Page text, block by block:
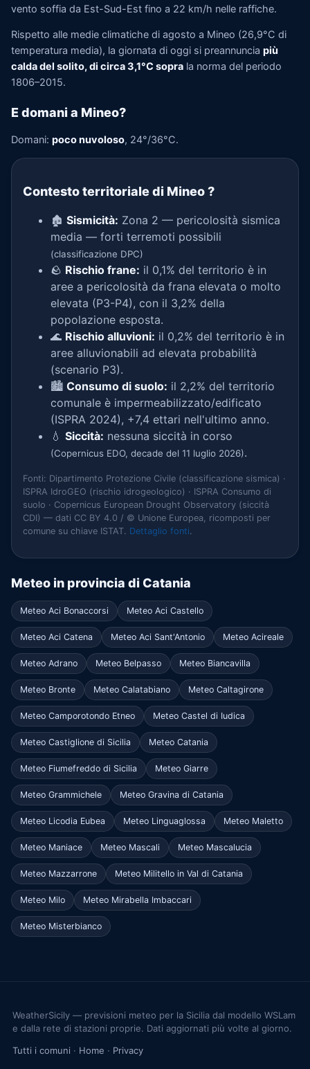
vento soffia da Est-Sud-Est fino a 22 km/h nelle raffiche.
Rispetto alle medie climatiche di agosto a Mineo (26,9°C di
temperatura media), la giornata di oggi si preannuncia più
calda del solito, di circa 3,1°C sopra la norma del periodo
1806–2015.
E domani a Mineo?
Domani: poco nuvoloso, 24°/36°C.
Contesto territoriale di Mineo?
🏚️ Sismicità: Zona 2 — pericolosità sismica
media — forti terremoti possibili
(classificazione DPC)
🪨 Rischio frane: il 0,1% del territorio è in
aree a pericolosità da frana elevata o molto
elevata (P3-P4), con il 3,2% della
popolazione esposta.
🌊 Rischio alluvioni: il 0,2% del territorio è in
aree alluvionabili ad elevata probabilità
(scenario P3).
🏙️ Consumo di suolo: il 2,2% del territorio
comunale è impermeabilizzato/edificato
(ISPRA 2024), +7,4 ettari nell'ultimo anno.
💧 Siccità: nessuna siccità in corso
(Copernicus EDO, decade del 11 luglio 2026).
Fonti: Dipartimento Protezione Civile (classificazione sismica) ·
ISPRA IdroGEO (rischio idrogeologico) · ISPRA Consumo di
suolo · Copernicus European Drought Observatory (siccità
CDI) — dati CC BY 4.0 / © Unione Europea, ricomposti per
comune su chiave ISTAT. Dettaglio fonti.
Meteo in provincia di Catania
Meteo Aci Bonaccorsi Meteo Aci Castello
Meteo Aci Catena Meteo Aci Sant'Antonio Meteo Acireale
Meteo Adrano Meteo Belpasso Meteo Biancavilla
Meteo Bronte Meteo Calatabiano Meteo Caltagirone
Meteo Camporotondo Etneo Meteo Castel di Iudica
Meteo Castiglione di Sicilia Meteo Catania
Meteo Fiumefreddo di Sicilia Meteo Giarre
Meteo Grammichele Meteo Gravina di Catania
Meteo Licodia Eubea Meteo Linguaglossa Meteo Maletto
Meteo Maniace Meteo Mascali Meteo Mascalucia
Meteo Mazzarrone Meteo Militello in Val di Catania
Meteo Milo Meteo Mirabella Imbaccari
Meteo Misterbianco
WeatherSicily — previsioni meteo per la Sicilia dal modello WSLam
e dalla rete di stazioni proprie. Dati aggiornati più volte al giorno.
Tutti i comuni · Home · Privacy